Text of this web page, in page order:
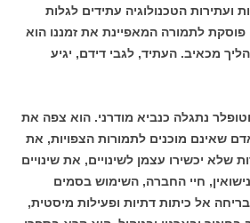
ועתירות הטכנולוגיה עתידים לגלות
לתמורה המאפיינת את זמננו הוא
מכאיב. העתיד, לגבי דידם, יגיע
נתגלה כנביא מודרני. הוא צפה את
שאינם מוכנים לתמורות הצפויות, את
שלא יכשירו עצמן לשינויים, את שינויים
חיי החברה, השימוש בסמים
אל כיתות דתיות ופעילות מיסטית,